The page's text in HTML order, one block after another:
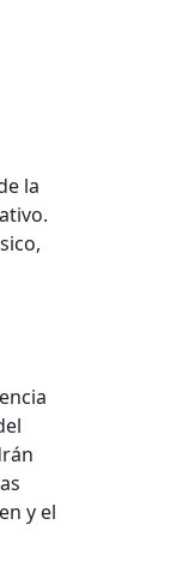
la
y el